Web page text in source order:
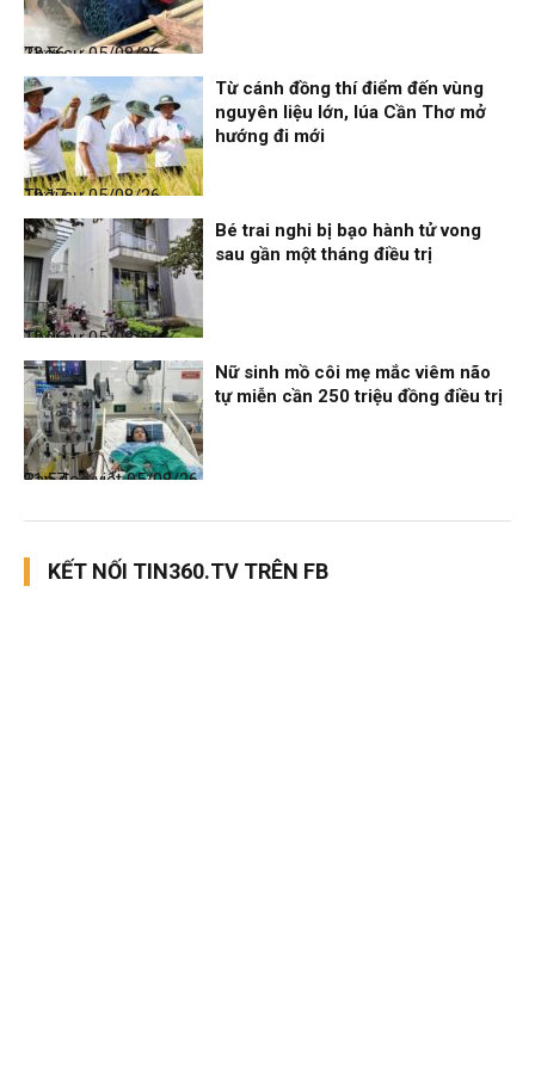
Thời sự
05/08/26, 23:56
Thời sự
05/08/26, 19:17
Từ cánh đồng thí điểm đến vùng
nguyên liệu lớn, lúa Cần Thơ mở
hướng đi mới
Thời sự
05/08/26, 12:06
Bé trai nghi bị bạo hành tử vong
sau gần một tháng điều trị
Bạn đọc viết
05/08/26, 11:57
Nữ sinh mồ côi mẹ mắc viêm não
tự miễn cần 250 triệu đồng điều trị
KẾT NỐI TIN360.TV TRÊN FB